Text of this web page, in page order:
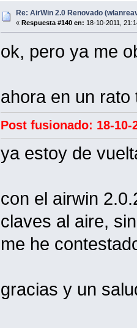
Re: AirWin 2.0 Renovado
« Respuesta #140 en: 18-10-2011,
ok, pero ya me
ahora en un rato
Post fusionado: 18-10-
ya estoy de
con el airwin
claves al aire,
me he
gracias y un